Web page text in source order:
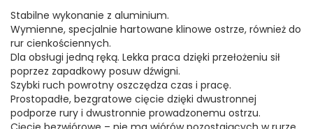
Stabilne wykonanie z aluminium.
Wymienne, specjalnie hartowane klinowe ostrze, również do
rur cienkościennych.
Dla obsługi jedną ręką. Lekka praca dzięki przełożeniu sił
poprzez zapadkowy posuw dźwigni.
Szybki ruch powrotny oszczędza czas i pracę.
Prostopadłe, bezgratowe cięcie dzięki dwustronnej
podporze rury i dwustronnie prowadzonemu ostrzu.